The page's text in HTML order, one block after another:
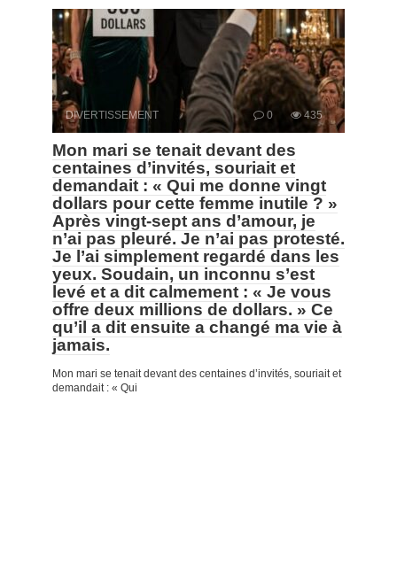
DIVERTISSEMENT 0 435
Mon mari se tenait devant des
centaines d’invités, souriait et
demandait : « Qui me donne vingt
dollars pour cette femme inutile ? »
Après vingt-sept ans d’amour, je
n’ai pas pleuré. Je n’ai pas protesté.
Je l’ai simplement regardé dans les
yeux. Soudain, un inconnu s’est
levé et a dit calmement : « Je vous
offre deux millions de dollars. » Ce
qu’il a dit ensuite a changé ma vie à
jamais.
Mon mari se tenait devant des centaines d’invités, souriait et
demandait : « Qui